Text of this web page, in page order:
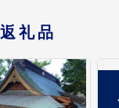
礼品